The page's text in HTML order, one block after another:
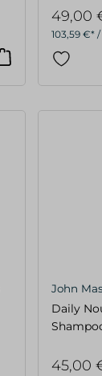
103,59 €* /
49,00
John
Daily
FAMILY
45,00